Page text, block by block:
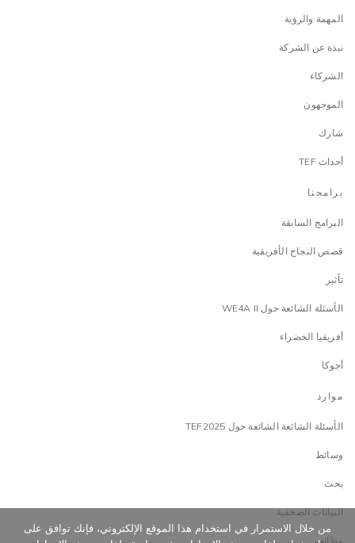
المهمة والرؤية
نبذة عن الشركة
الشركاء
الموجهون
شارك
أحداث TEF
برامجنا
البرامج السابقة
قصص النجاح الأفريقية
تأثير
الأسئلة الشائعة حول WE4A II
أفريقيا الخضراء
أجوكا
موارد
الأسئلة الشائعة الشائعة حول TEF2025
وسائط
بحث
البيانات الصحفية
وظائف
من خلال الاستمرار في استخدام هذا الموقع الإلكتروني، فإنك توافق على